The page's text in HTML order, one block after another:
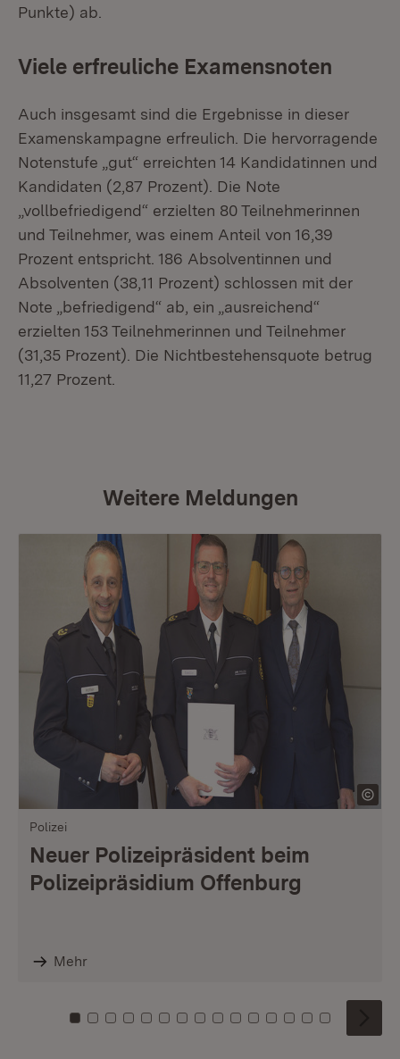
Punkte) ab.
Viele erfreuliche Examensnoten
Auch insgesamt sind die Ergebnisse in dieser
Examenskampagne erfreulich. Die hervorragende
Notenstufe „gut“ erreichten 14 Kandidatinnen und
Kandidaten (2,87 Prozent). Die Note
„vollbefriedigend“ erzielten 80 Teilnehmerinnen
und Teilnehmer, was einem Anteil von 16,39
Prozent entspricht. 186 Absolventinnen und
Absolventen (38,11 Prozent) schlossen mit der
Note „befriedigend“ ab, ein „ausreichend“
erzielten 153 Teilnehmerinnen und Teilnehmer
(31,35 Prozent). Die Nichtbestehensquote betrug
11,27 Prozent.
Weitere Meldungen
Polizei
Neuer Polizeipräsident beim
Polizeipräsidium Offenburg
Mehr
Zu Kachel: 0
Zu Kachel: 1
Zu Kachel: 2
Zu Kachel: 3
Zu Kachel: 4
Zu Kachel: 5
Zu Kachel: 6
Zu Kachel: 7
Zu Kachel: 8
Zu Kachel: 9
Zu Kachel: 10
Zu Kachel: 11
Zu Kachel: 12
Zu Kachel:
Zu